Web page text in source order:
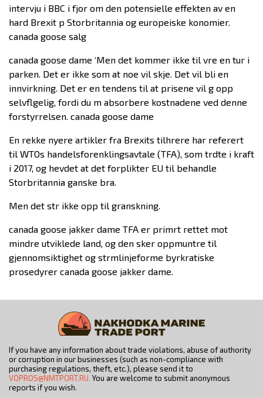
intervju i BBC i fjor om den potensielle effekten av en
hard Brexit p Storbritannia og europeiske konomier.
canada goose salg
canada goose dame ‘Men det kommer ikke til vre en tur i
parken. Det er ikke som at noe vil skje. Det vil bli en
innvirkning. Det er en tendens til at prisene vil g opp
selvflgelig, fordi du m absorbere kostnadene ved denne
forstyrrelsen. canada goose dame
En rekke nyere artikler fra Brexits tilhrere har referert
til WTOs handelsforenklingsavtale (TFA), som trdte i kraft
i 2017, og hevdet at det forplikter EU til behandle
Storbritannia ganske bra.
Men det str ikke opp til granskning.
canada goose jakker dame TFA er primrt rettet mot
mindre utviklede land, og den sker oppmuntre til
gjennomsiktighet og strmlinjeforme byrkratiske
prosedyrer canada goose jakker dame.
If you have any information about trade violations, abuse of authority
or corruption in our businesses (such as non-compliance with
purchasing regulations, theft, etc.), please send it to
VOPROS@NMTPORT.RU. You are welcome to submit anonymous
reports if you wish.